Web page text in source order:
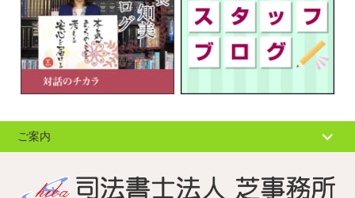
ご案内